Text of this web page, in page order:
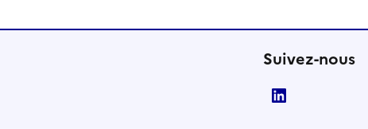
Suivez-nous